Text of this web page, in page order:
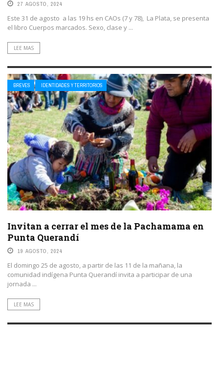
27 AGOSTO, 2024
Este 31 de agosto a las 19 hs en CAOs (7 y 78), La Plata, se presenta
el libro Cuerpos marcados. Sexo, clase y ...
LEE MAS
BREVES IDENTIDADES Y TERRITORIOS
Invitan a cerrar el mes de la Pachamama en
Punta Querandí
19 AGOSTO, 2024
El domingo 25 de agosto, a partir de las 11 de la mañana, la
comunidad indígena Punta Querandí invita a participar de una
jornada ...
LEE MAS